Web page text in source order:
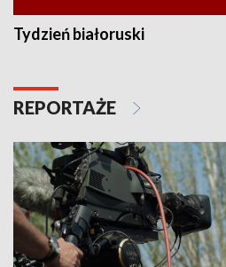
Tydzień białoruski
REPORTAŻE